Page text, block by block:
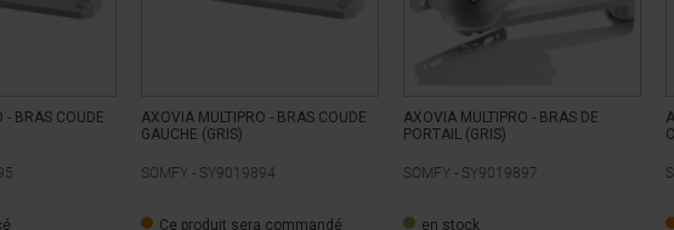
- BRAS COUDE
AXOVIA MULTIPRO - BRAS COUDE
GAUCHE (GRIS)
SOMFY - SY9019894
Ce produit sera commandé
AXOVIA MULTIPRO - BRAS DE
PORTAIL (GRIS)
SOMFY - SY9019897
en stock